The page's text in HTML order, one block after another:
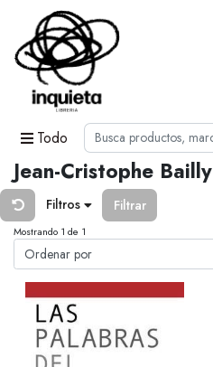
Todo
Jean-Cristophe Bailly
Filtros Filtrar
Mostrando 1 de 1